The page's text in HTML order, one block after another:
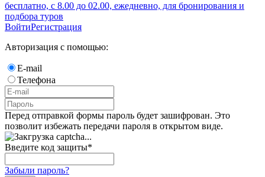
бесплатно, с 8.00 до 02.00, ежедневно, для бронирования и
подбора туров
ВойтиРегистрация
Авторизация с помощью:
E-mail
Телефона
Перед отправкой формы пароль будет зашифрован. Это
позволит избежать передачи пароля в открытом виде.
Введите код защиты*
Забыли пароль?